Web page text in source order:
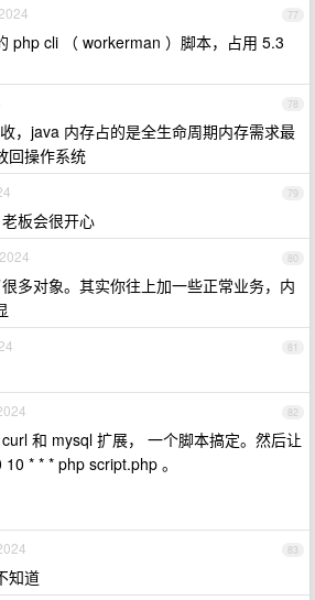
77
php cli （ workerman ）脚本，占用 5.3
78
，java 内存占的是全生命周期内存需求最
回操作系统
79
板会很开心
80
多对象。其实你往上加一些正常业务，内
81
82
和 mysql 扩展， 一个脚本搞定。然后让
* * * php script.php 。
83
知道